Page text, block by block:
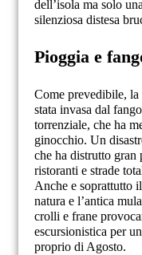
dell’isola ma solo
silenziosa distesa
Pioggia e
Come prevedibile,
stata invasa dal
torrenziale, che ha
ginocchio. Un
che ha distrutto gran
ristoranti e strade
Anche e soprattutto
natura e l’antica
crolli e frane
escursionistica per
proprio di Agosto.